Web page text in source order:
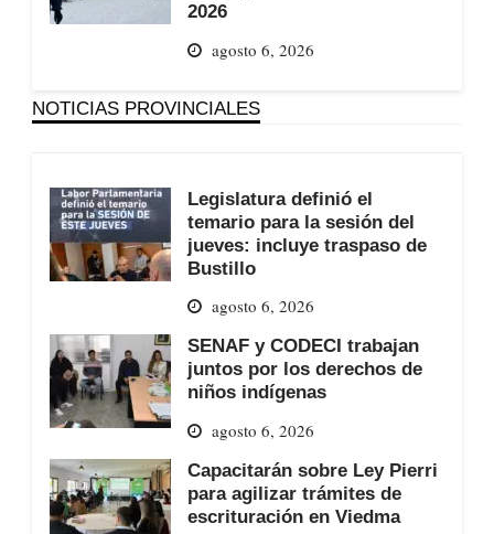
2026
agosto 6, 2026
NOTICIAS PROVINCIALES
Legislatura definió el
temario para la sesión del
jueves: incluye traspaso de
Bustillo
agosto 6, 2026
SENAF y CODECI trabajan
juntos por los derechos de
niños indígenas
agosto 6, 2026
Capacitarán sobre Ley Pierri
para agilizar trámites de
escrituración en Viedma